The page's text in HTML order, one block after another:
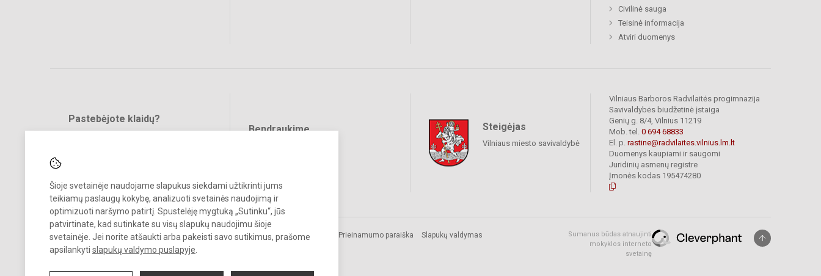
Šioje svetainėje naudojame slapukus siekdami užtikrinti jums
teikiamų paslaugų kokybę, analizuoti svetainės naudojimą ir
optimizuoti naršymo patirtį. Spustelėję mygtuką „Sutinku“, jūs
patvirtinate, kad sutinkate su visų slapukų naudojimu šioje
svetainėje. Jei norite atšaukti arba pakeisti savo sutikimus, prašome
apsilankyti slapukų valdymo puslapyje
Civilinė sauga
Teisinė informacija
Atviri duomenys
Pastebėjote klaidų?
Bendraukime Steigėjas
Vilniaus miesto savivaldybė
Vilniaus Barboros Radvilaitės progimnazija
Savivaldybės biudžetinė įstaiga
Genių g. 8/4, Vilnius 11219
Mob. tel. 0 694 68833
El. p. rastine@radvilaites.vilnius.lm.lt
Duomenys kaupiami ir saugomi
Juridinių asmenų registre
Įmonės kodas 195474280
© 2023. Vilniaus Barboros Radvilaitės progimnazija. Visos teisės
saugomos.
Kopijuoti turinį be raštiško įstaigos administracijos sutikimo griežtai
Prieinamumo paraiška Slapukų valdymas
Sumanus būdas atnaujinti
mokyklos interneto
svetainę